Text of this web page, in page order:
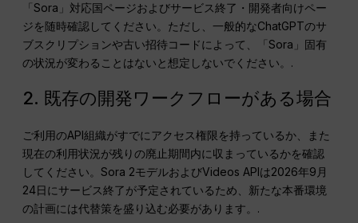
「Sora」対応国ページおよびサービス終了・開発者向けペー
ジを随時確認してください。ただし、一般的なChatGPTのサ
ブスクリプションや古い招待コードによって、「Sora」固有
の状況が変わることはないと想定しないでください。.
2. 既存の開発ワークフローがある場合
ご利用のAPI組織がすでにアクセス権限を持っているか、また
現在の利用状況が残りの廃止期間内に収まっているかを確認
してください。Sora 2モデルおよびVideos APIは2026年9月
24日にサービス終了が予定されているため、新たな本番環境
の計画には代替策を盛り込む必要があります。.